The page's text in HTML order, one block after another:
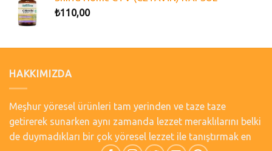
₺110,00
HAKKIMIZDA
Meşhur yöresel ürünleri tam yerinden ve taze taze
getirerek sunarken aynı zamanda lezzet meraklılarını belki
de duymadıkları bir çok yöresel lezzet ile tanıştırmak en